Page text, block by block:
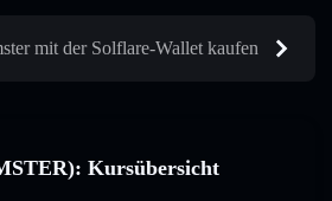
mit der Solflare-Wallet kaufen
Kursübersicht